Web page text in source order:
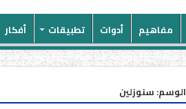
مفاهيم أدوات تطبيقات أفكار
الوسم: سنوزلين